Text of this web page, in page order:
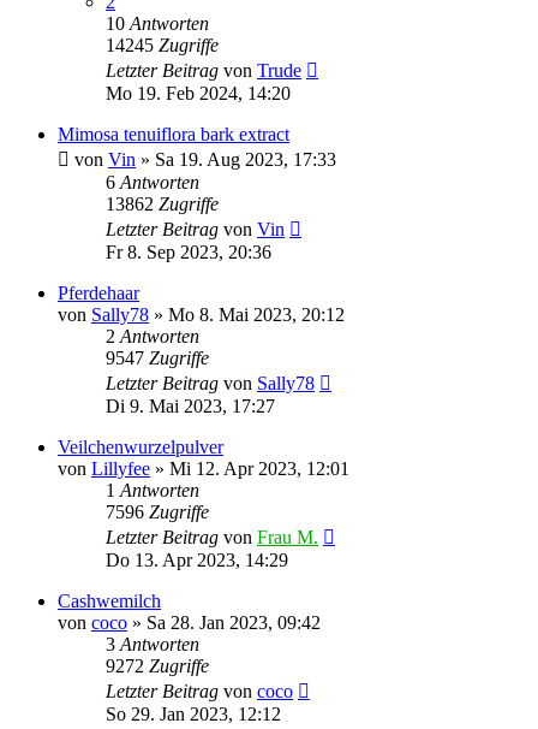
10 Antworten
14245 Zugriffe
Letzter Beitrag von Trude
Mo 19. Feb 2024, 14:20
Mimosa tenuiflora bark extract
von Vin » Sa 19. Aug 2023, 17:33
6 Antworten
13862 Zugriffe
Letzter Beitrag von Vin
Fr 8. Sep 2023, 20:36
Pferdehaar
von Sally78 » Mo 8. Mai 2023, 20:12
2 Antworten
9547 Zugriffe
Letzter Beitrag von Sally78
Di 9. Mai 2023, 17:27
Veilchenwurzelpulver
von Lillyfee » Mi 12. Apr 2023, 12:01
1 Antworten
7596 Zugriffe
Letzter Beitrag von Frau M.
Do 13. Apr 2023, 14:29
Cashwemilch
von coco » Sa 28. Jan 2023, 09:42
3 Antworten
9272 Zugriffe
Letzter Beitrag von coco
So 29. Jan 2023, 12:12